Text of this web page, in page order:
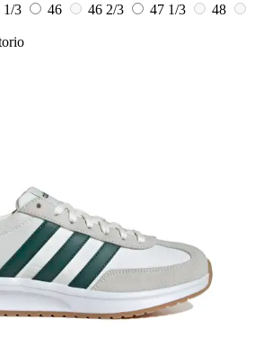
1/3 46 46 2/3 47 1/3
48